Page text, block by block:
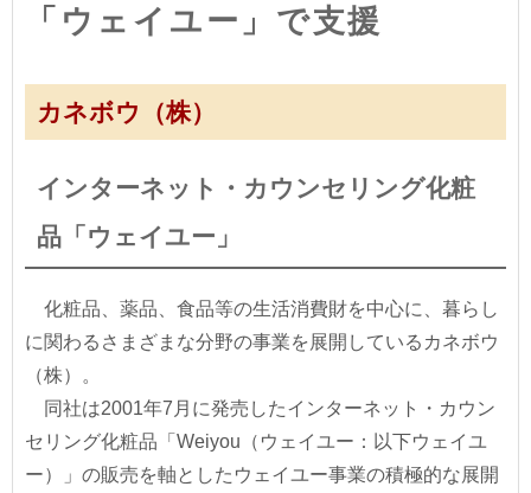
「ウェイユー」で支援
カネボウ（株）
インターネット・カウンセリング化粧
品「ウェイユー」
化粧品、薬品、食品等の生活消費財を中心に、暮らし
に関わるさまざまな分野の事業を展開しているカネボウ
（株）。
同社は2001年7月に発売したインターネット・カウン
セリング化粧品「Weiyou（ウェイユー：以下ウェイユ
ー）」の販売を軸としたウェイユー事業の積極的な展開